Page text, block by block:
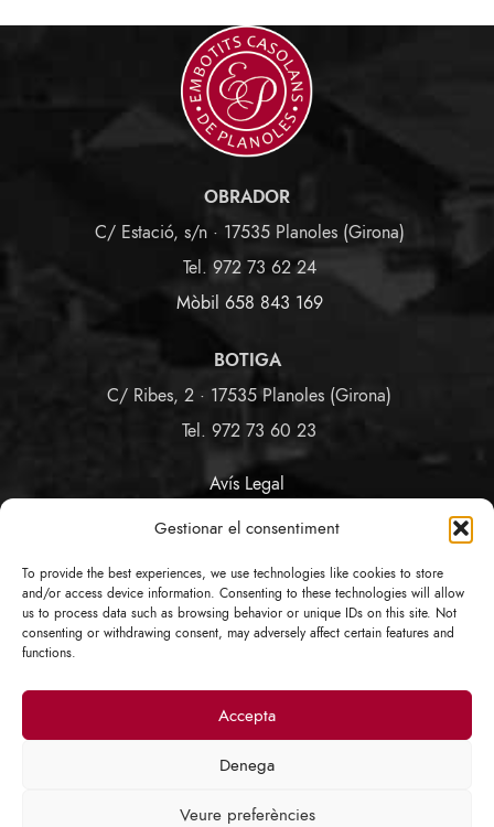
Gestionar el consentiment
To provide the best experiences, we use technologies like cookies to store
and/or access device information. Consenting to these technologies will allow
us to process data such as browsing behavior or unique IDs on this site. Not
consenting or withdrawing consent, may adversely affect certain features and
functions.
Accepta
Denega
Veure preferències
OBRADOR
C/ Estació, s/n · 17535 Planoles (Girona)
Tel. 972 73 62 24
Mòbil 658 843 169
BOTIGA
C/ Ribes, 2 · 17535 Planoles (Girona)
Tel. 972 73 60 23
Avís Legal
Política de Privacitat i cookies
Política d'Enllaços
Protecció de Dades COVID-19
SEGUEIX-NOS